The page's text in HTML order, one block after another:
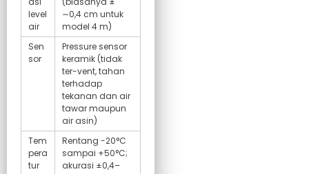
level
air
∼0,4 cm untuk
model 4 m)
Sen
sor
Pressure sensor
keramik (tidak
ter-vent, tahan
terhadap
tekanan dan air
tawar maupun
air asin)
Tem
pera
tur
Rentang -20°C
sampai +50°C;
akurasi ±0,4–